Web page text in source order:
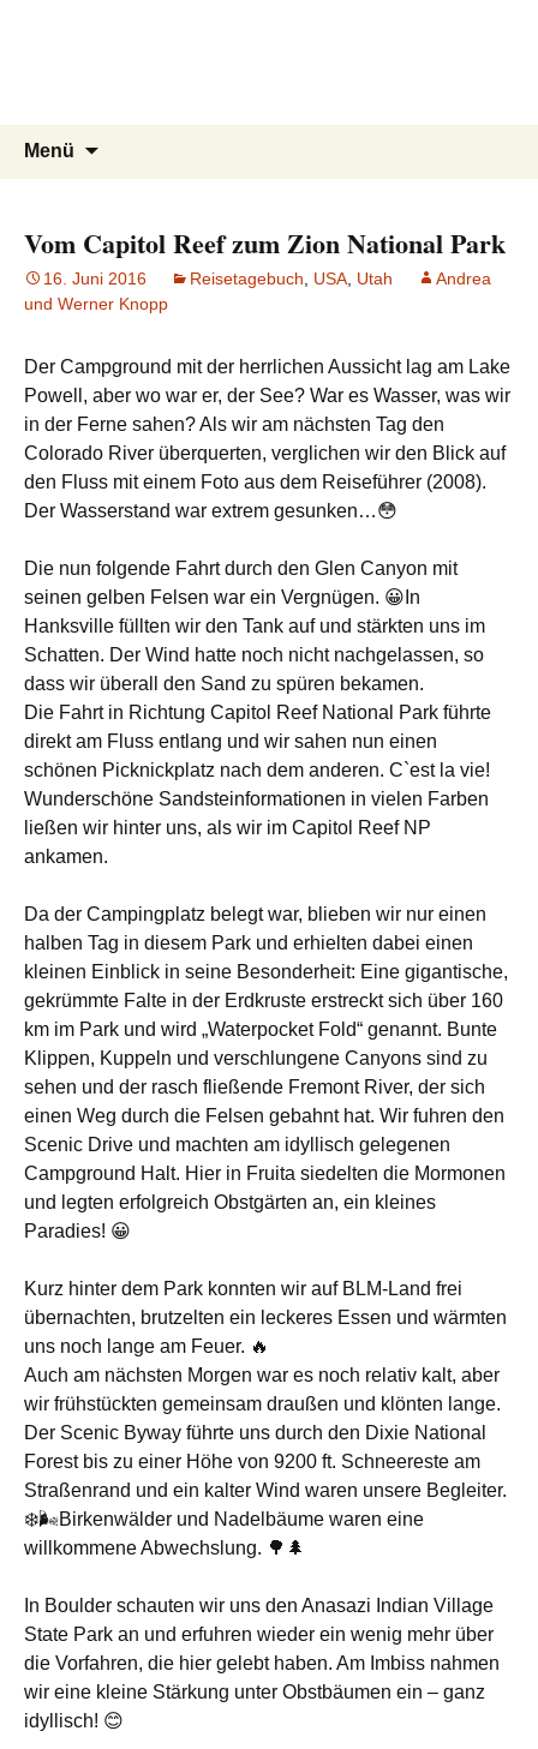
Menü
Vom Capitol Reef zum Zion National Park
16. Juni 2016 Reisetagebuch USA Utah
Andrea
und Werner Knopp
Der Campground mit der herrlichen Aussicht lag am Lake
Powell, aber wo war er, der See? War es Wasser, was wir
in der Ferne sahen? Als wir am nächsten Tag den
Colorado River überquerten, verglichen wir den Blick auf
den Fluss mit einem Foto aus dem Reiseführer (2008).
Der Wasserstand war extrem gesunken…😳
Die nun folgende Fahrt durch den Glen Canyon mit
seinen gelben Felsen war ein Vergnügen. 😀In
Hanksville füllten wir den Tank auf und stärkten uns im
Schatten. Der Wind hatte noch nicht nachgelassen, so
dass wir überall den Sand zu spüren bekamen.
Die Fahrt in Richtung Capitol Reef National Park führte
direkt am Fluss entlang und wir sahen nun einen
schönen Picknickplatz nach dem anderen. C`est la vie!
Wunderschöne Sandsteinformationen in vielen Farben
ließen wir hinter uns, als wir im Capitol Reef NP
ankamen.
Da der Campingplatz belegt war, blieben wir nur einen
halben Tag in diesem Park und erhielten dabei einen
kleinen Einblick in seine Besonderheit: Eine gigantische,
gekrümmte Falte in der Erdkruste erstreckt sich über 160
km im Park und wird „Waterpocket Fold“ genannt. Bunte
Klippen, Kuppeln und verschlungene Canyons sind zu
sehen und der rasch fließende Fremont River, der sich
einen Weg durch die Felsen gebahnt hat. Wir fuhren den
Scenic Drive und machten am idyllisch gelegenen
Campground Halt. Hier in Fruita siedelten die Mormonen
und legten erfolgreich Obstgärten an, ein kleines
Paradies! 😀
Kurz hinter dem Park konnten wir auf BLM-Land frei
übernachten, brutzelten ein leckeres Essen und wärmten
uns noch lange am Feuer. 🔥
Auch am nächsten Morgen war es noch relativ kalt, aber
wir frühstückten gemeinsam draußen und klönten lange.
Der Scenic Byway führte uns durch den Dixie National
Forest bis zu einer Höhe von 9200 ft. Schneereste am
Straßenrand und ein kalter Wind waren unsere Begleiter.
❄️🌬Birkenwälder und Nadelbäume waren eine
willkommene Abwechslung. 🌳🌲
In Boulder schauten wir uns den Anasazi Indian Village
State Park an und erfuhren wieder ein wenig mehr über
die Vorfahren, die hier gelebt haben. Am Imbiss nahmen
wir eine kleine Stärkung unter Obstbäumen ein – ganz
idyllisch! 😊